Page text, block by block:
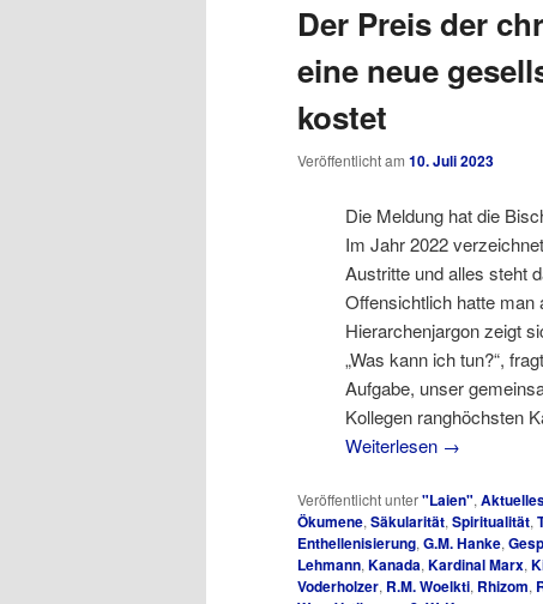
Der Preis der
eine neue
kostet
Veröffentlicht am 10. Juli 2023
Die Meldung hat die
Im Jahr 2022
Austritte und alles steht
Offensichtlich hatte man
Hierarchenjargon zeigt
„Was kann ich tun?“,
Aufgabe, unser
Kollegen ranghöchsten
Weiterlesen →
Veröffentlicht unter"Laien",
Ökumene, Säkularität, Spiritualität,
Enthellenisierung, G.M. Hanke,
Lehmann, Kanada, Kardinal Marx,
Voderholzer, R.M. Woelkti, Rhizom,